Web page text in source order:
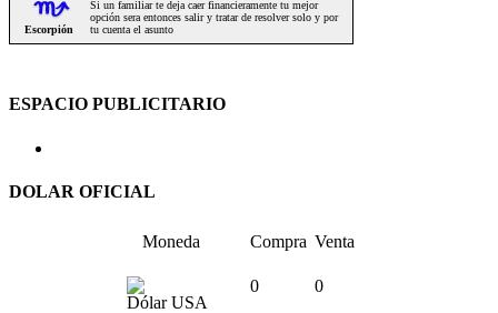
ESPACIO PUBLICITARIO
DOLAR OFICIAL
Moneda Compra Venta
Dólar USA
0 0